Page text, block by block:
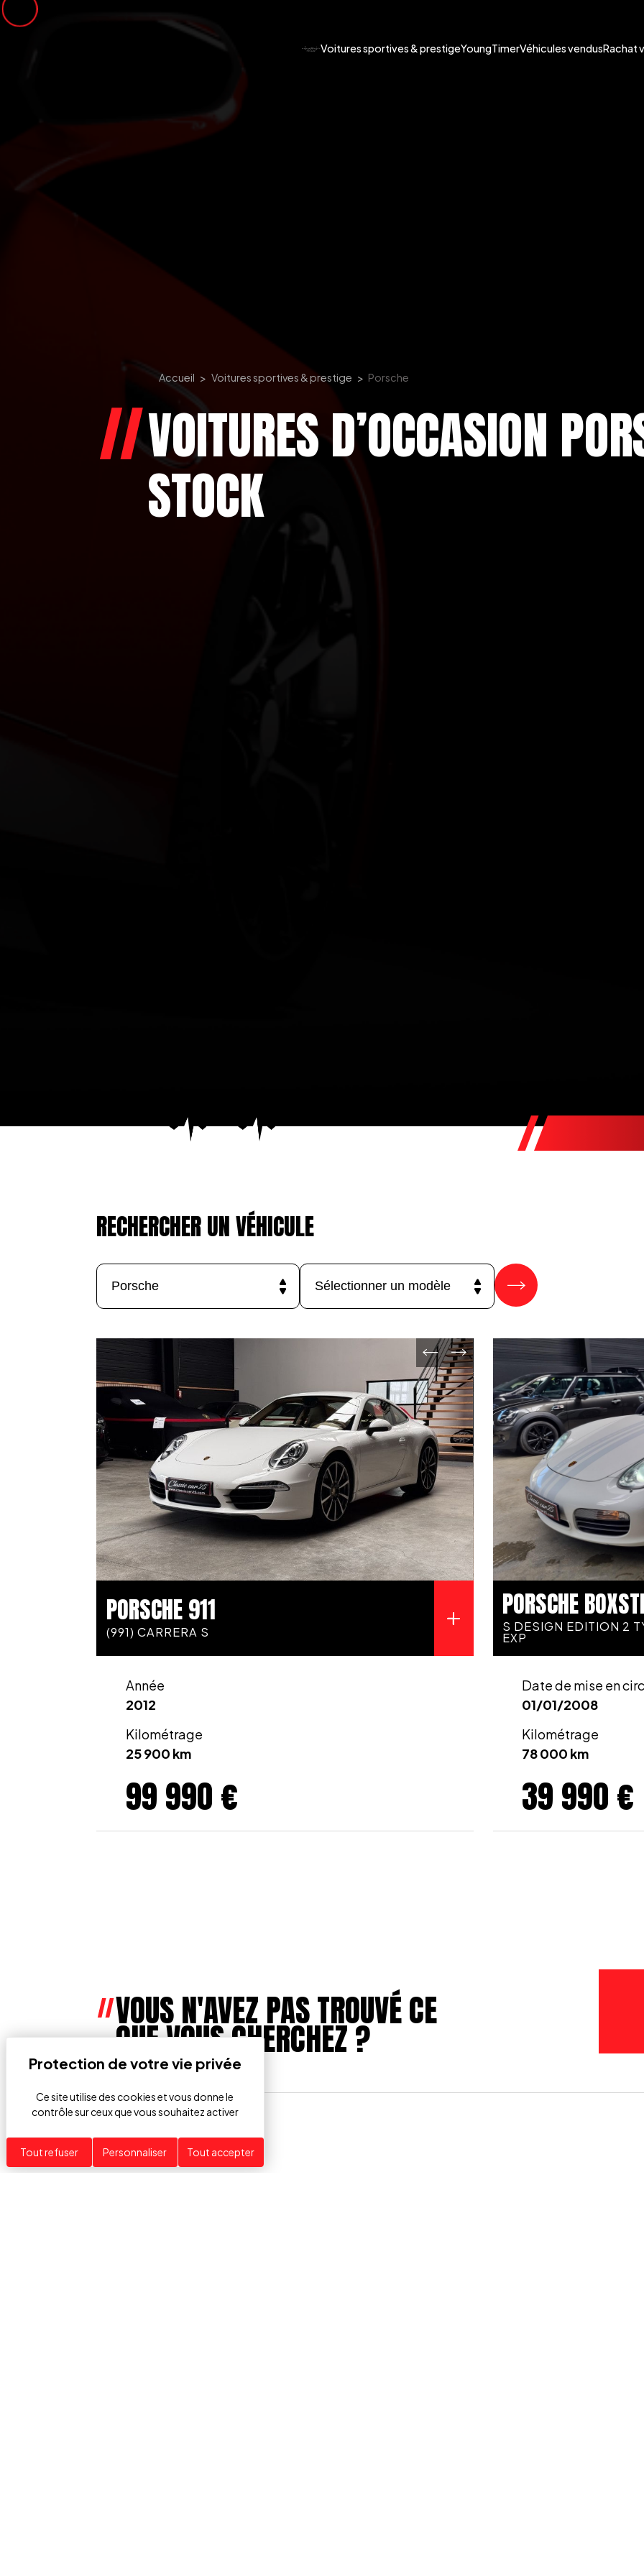
Voitures sportives & prestigeYoungTimerVéhicules vendusRachat
Accueil Voitures sportives & prestige Porsche
VOITURES D’OCCASION
STOCK
RECHERCHER UN VÉHICULE
PORSCHE 911
(991) CARRERA S
Année
2012
Kilométrage
25 900 km
99 990 €
PORSCHE
S DESIGN EDITION 2
EXP
Date de mise en
01/01/2008
Kilométrage
78 000 km
39 990 €
VOUS N'AVEZ PAS TROUVÉ CE
QUE VOUS CHERCHEZ ?
Panneau de gestion des cookies
Ce site utilise des cookies et vous donne le
contrôle sur ceux que vous souhaitez activer
Tout accepter
Tout refuser Personnaliser